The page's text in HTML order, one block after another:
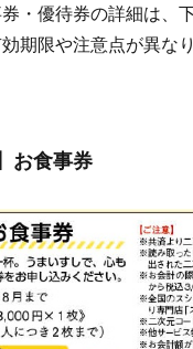
・優待券の詳細は、
期限や注意点が異な
お食事券